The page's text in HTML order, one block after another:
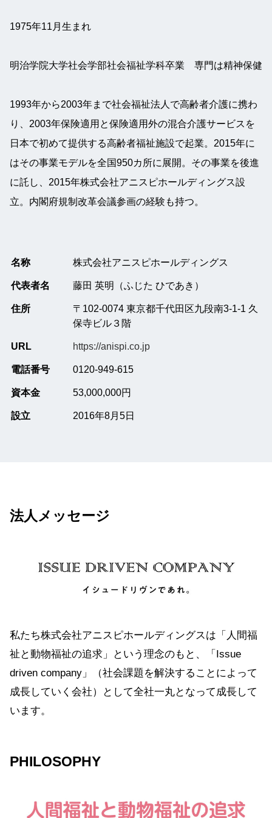
1975年11月生まれ
明治学院大学社会学部社会福祉学科卒業　専門は精神保健
1993年から2003年まで社会福祉法人で高齢者介護に携わ
り、2003年保険適用と保険適用外の混合介護サービスを
日本で初めて提供する高齢者福祉施設で起業。2015年に
はその事業モデルを全国950カ所に展開。その事業を後進
に託し、2015年株式会社アニスピホールディングス設
立。内閣府規制改革会議参画の経験も持つ。
名称 株式会社アニスピホールディングス
代表者名 藤田 英明（ふじた ひであき）
住所
〒102-0074 東京都千代田区九段南3-1-1 久
保寺ビル３階
URL https://anispi.co.jp
電話番号 0120-949-615
資本金 53,000,000円
設立 2016年8月5日
法人メッセージ
私たち株式会社アニスピホールディングスは「人間福
祉と動物福祉の追求」という理念のもと、「Issue
driven company」（社会課題を解決することによって
成長していく会社）として全社一丸となって成長して
います。
PHILOSOPHY